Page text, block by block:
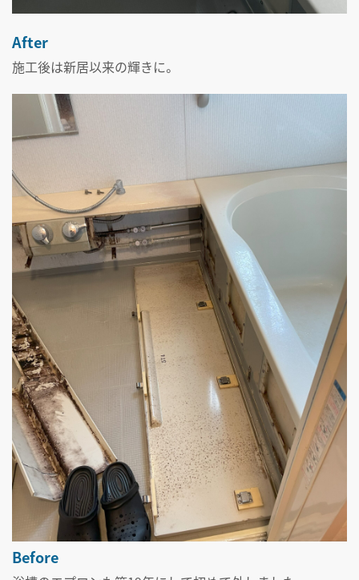
After
施工後は新居以来の輝きに。
Before